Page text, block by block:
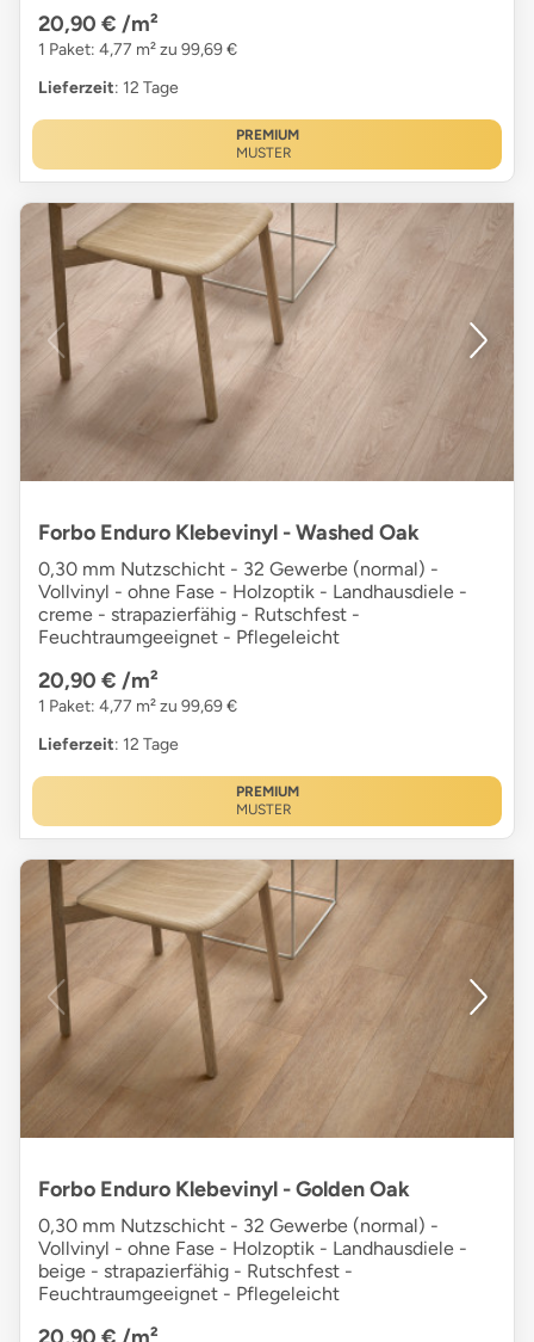
20,90 € /m²
1 Paket: 4,77 m² zu 99,69 €
Lieferzeit: 12 Tage
PREMIUM
MUSTER
Forbo Enduro Klebevinyl - Washed Oak
0,30 mm Nutzschicht - 32 Gewerbe (normal) -
Vollvinyl - ohne Fase - Holzoptik - Landhausdiele -
creme - strapazierfähig - Rutschfest -
Feuchtraumgeeignet - Pflegeleicht
20,90 € /m²
1 Paket: 4,77 m² zu 99,69 €
Lieferzeit: 12 Tage
PREMIUM
MUSTER
Forbo Enduro Klebevinyl - Golden Oak
0,30 mm Nutzschicht - 32 Gewerbe (normal) -
Vollvinyl - ohne Fase - Holzoptik - Landhausdiele -
beige - strapazierfähig - Rutschfest -
Feuchtraumgeeignet - Pflegeleicht